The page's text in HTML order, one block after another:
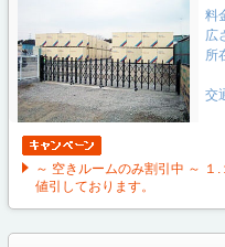
料
広
所
交
～ 空きルームのみ割引中 ～
値引しております。